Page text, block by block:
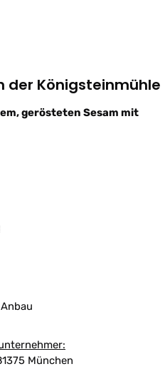
der Königsteinmühle
gerösteten Sesam mit
München